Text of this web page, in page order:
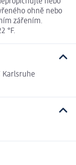
ohně nebo
zářením.
°F.
Karlsruhe